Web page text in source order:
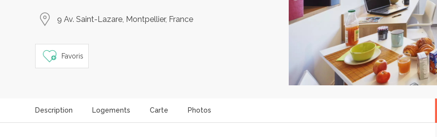
9 Av. Saint-Lazare, Montpellier, France
Favoris
Description Logements Carte Photos